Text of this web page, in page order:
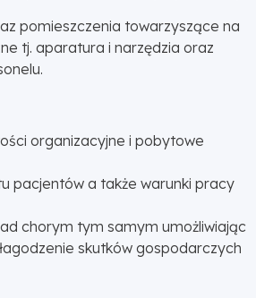
pomieszczenia towarzyszące na
tj. aparatura i narzędzia oraz
organizacyjne i pobytowe
pacjentów a także warunki pracy
chorym tym samym umożliwiając
skutków gospodarczych